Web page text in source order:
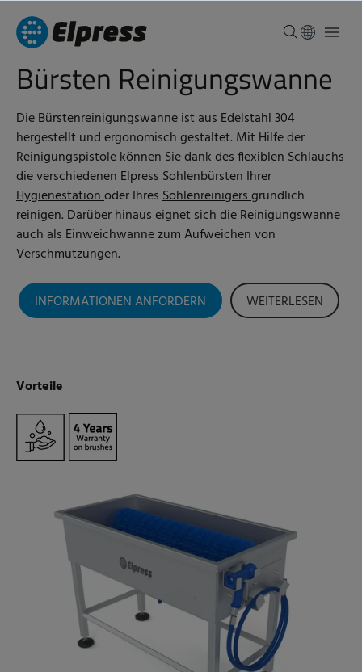
Bürsten Reinigungswanne
Die Bürstenreinigungswanne ist aus Edelstahl 304
hergestellt und ergonomisch gestaltet. Mit Hilfe der
Reinigungspistole können Sie dank des flexiblen Schlauchs
die verschiedenen Elpress Sohlenbürsten Ihrer
Hygienestationoder IhresSohlenreinigersgründlich
reinigen. Darüber hinaus eignet sich die Reinigungswanne
auch als Einweichwanne zum Aufweichen von
Verschmutzungen.
INFORMATIONEN ANFORDERN WEITERLESEN
Vorteile